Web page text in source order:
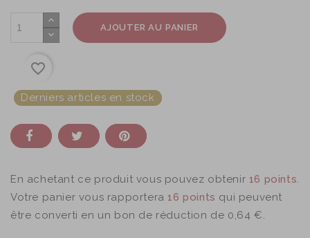
AJOUTER AU PANIER
favorite_border
Derniers articles en stock
En achetant ce produit vous pouvez obtenir 16 points.
Votre panier vous rapportera16 points qui peuvent
être converti en un bon de réduction de 0,64 €.